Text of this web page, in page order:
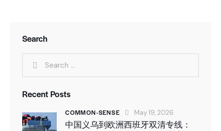
Search
Recent Posts
COMMON-SENSE May 19, 2026
中国义乌到欧洲西班牙双清专线：